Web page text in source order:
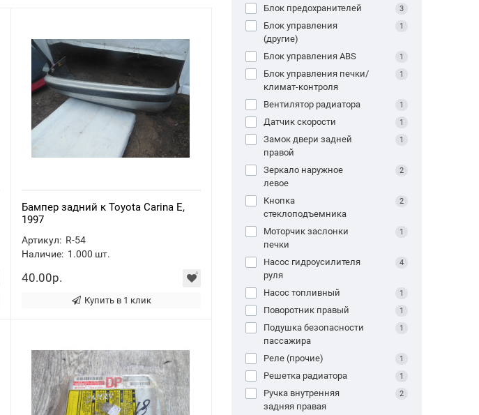
Бампер задний к Toyota Carina E,
1997
Артикул: R-54
Наличие: 1.000 шт.
40.00р.
Купить в 1 клик
Блок предохранителей 3
Блок управления
(другие)
1
Блок управления ABS 1
Блок управления печки/
климат-контроля
1
Вентилятор радиатора 1
Датчик скорости 1
Замок двери задней
правой
1
Зеркало наружное
левое
2
Кнопка
стеклоподъемника
2
Моторчик заслонки
печки
1
Насос гидроусилителя
руля
4
Насос топливный 1
Поворотник правый 1
Подушка безопасности
пассажира
1
Реле (прочие) 1
Решетка радиатора 1
Ручка внутренняя
задняя правая
2